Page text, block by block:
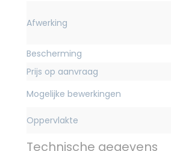
Afwerking
Bescherming
Prijs op aanvraag
Mogelijke bewerkingen
Oppervlakte
Technische gegevens